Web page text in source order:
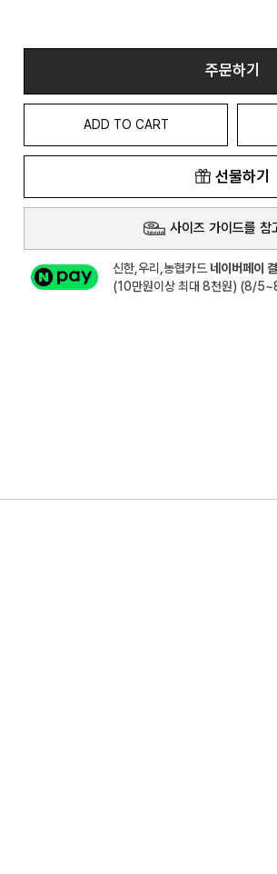
주문하기
ADD TO CART
선물하기
사이즈 가이드를 참
신한,우리,농협카드 네이버페이
(10만원이상 최대 8천원) (8/